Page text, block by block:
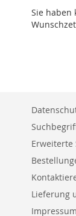
Sie haben
Erweiterte
Lieferung
Impressum